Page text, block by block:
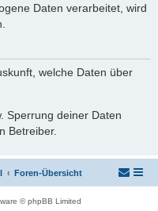
Daten verarbeitet, wird
welche Daten über
Sperrung deiner Daten
Betreiber.
Foren-Übersicht
© phpBB Limited